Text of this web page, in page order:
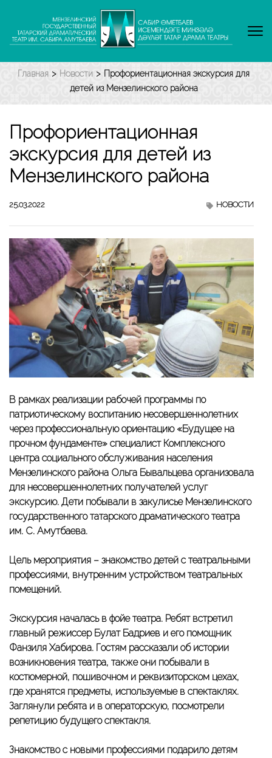
содержимому
Enter)
Главная > Новости > Профориентационная экскурсия для
детей из Мензелинского района
Профориентационная
экскурсия для детей из
Мензелинского района
25.03.2022 НОВОСТИ
В рамках реализации рабочей программы по
патриотическому воспитанию несовершеннолетних
через профессиональную ориентацию «Будущее на
прочном фундаменте» специалист Комплексного
центра социального обслуживания населения
Мензелинского района Ольга Бывальцева организовала
для несовершеннолетних получателей услуг
экскурсию. Дети побывали в закулисье Мензелинского
государственного татарского драматического театра
им. С. Амутбаева.
Цель мероприятия – знакомство детей с театральными
профессиями, внутренним устройством театральных
помещений.
Экскурсия началась в фойе театра. Ребят встретил
главный режиссер Булат Бадриев и его помощник
Фанзиля Хабирова. Гостям рассказали об истории
возникновения театра, также они побывали в
костюмерной, пошивочном и реквизиторском цехах,
где хранятся предметы, используемые в спектаклях.
Заглянули ребята и в операторскую, посмотрели
репетицию будущего спектакля.
Знакомство с новыми профессиями подарило детям